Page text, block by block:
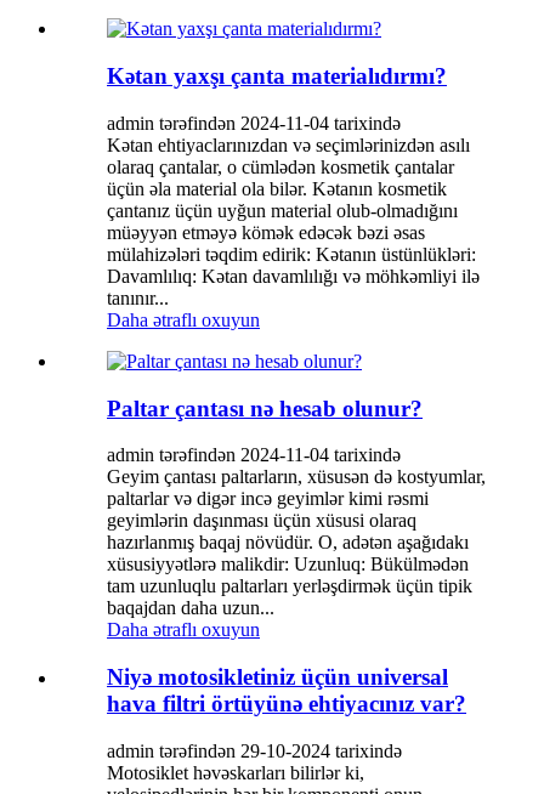
Kətan yaxşı çanta materialıdırmı?
admin tərəfindən 2024-11-04 tarixində
Kətan ehtiyaclarınızdan və seçimlərinizdən asılı
olaraq çantalar, o cümlədən kosmetik çantalar
üçün əla material ola bilər. Kətanın kosmetik
çantanız üçün uyğun material olub-olmadığını
müəyyən etməyə kömək edəcək bəzi əsas
mülahizələri təqdim edirik: Kətanın üstünlükləri:
Davamlılıq: Kətan davamlılığı və möhkəmliyi ilə
tanınır...
Daha ətraflı oxuyun
Paltar çantası nə hesab olunur?
admin tərəfindən 2024-11-04 tarixində
Geyim çantası paltarların, xüsusən də kostyumlar,
paltarlar və digər incə geyimlər kimi rəsmi
geyimlərin daşınması üçün xüsusi olaraq
hazırlanmış baqaj növüdür. O, adətən aşağıdakı
xüsusiyyətlərə malikdir: Uzunluq: Bükülmədən
tam uzunluqlu paltarları yerləşdirmək üçün tipik
baqajdan daha uzun...
Daha ətraflı oxuyun
Niyə motosikletiniz üçün universal
hava filtri örtüyünə ehtiyacınız var?
admin tərəfindən 29-10-2024 tarixində
Motosiklet həvəskarları bilirlər ki,